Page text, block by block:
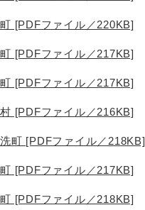
[PDFファイル／220KB]
[PDFファイル／217KB]
[PDFファイル／217KB]
[PDFファイル／216KB]
町 [PDFファイル／218KB]
[PDFファイル／217KB]
[PDFファイル／218KB]